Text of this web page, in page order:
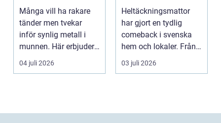
Många vill ha rakare
tänder men tvekar
inför synlig metall i
munnen. Här erbjuder
Invisalign ett mod...
04 juli 2026
för hem och
kontor
Heltäckningsmattor
har gjort en tydlig
comeback i svenska
hem och lokaler. Från
att ha varit starkt ...
03 juli 2026